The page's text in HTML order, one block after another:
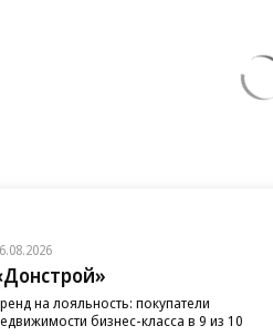
на лояльность: покупатели
бизнес-класса в 9 из 10